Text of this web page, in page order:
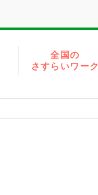
全国の
さすらいワーク